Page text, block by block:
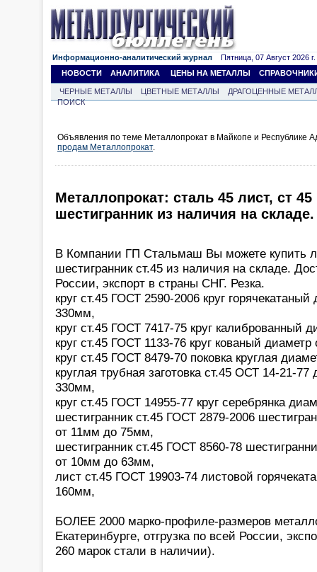
Информационно-аналитический журнал Пятница, 07 Август 2026 г.
НОВОСТИ
АНАЛИТИКА ЦЕНЫ НА МЕТАЛЛЫ
ЧЕРНЫЕ МЕТАЛЛЫ ЦВЕТНЫЕ МЕТАЛЛЫ
ДРАГОЦЕННЫЕ
ПОИСК
Объявления по теме Металлопрокат в Майкопе и Республике
продам Металлопрокат.
Металлопрокат: сталь 45 лист, ст 45
шестигранник из наличия на
В Компании ГП Стальмаш Вы можете купить
шестигранник ст.45 из наличия на складе.
России, экспорт в страны СНГ. Резка.
круг ст.45 ГОСТ 2590-2006 круг
330мм,
круг ст.45 ГОСТ 7417-75 круг калиброванный
круг ст.45 ГОСТ 1133-76 круг кованый
круг ст.45 ГОСТ 8479-70 поковка круглая
круглая трубная заготовка ст.45 ОСТ 14-21-
330мм,
круг ст.45 ГОСТ 14955-77 круг серебрянка
шестигранник ст.45 ГОСТ 2879-2006
от 11мм до 75мм,
шестигранник ст.45 ГОСТ 8560-78
от 10мм до 63мм,
лист ст.45 ГОСТ 19903-74 листовой
160мм,
БОЛЕЕ 2000 марко-профиле-размеров
Екатеринбурге, отгрузка по всей России,
260 марок стали в наличии).